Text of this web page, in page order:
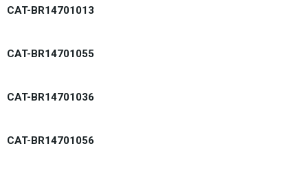
CAT-BR14701013
CAT-BR14701055
CAT-BR14701036
CAT-BR14701056